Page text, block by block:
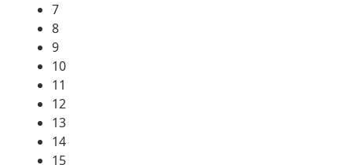
7
8
9
10
11
12
13
14
15